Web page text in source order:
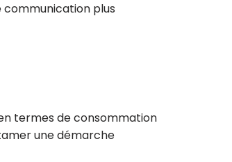
plus
termes de consommation
une démarche